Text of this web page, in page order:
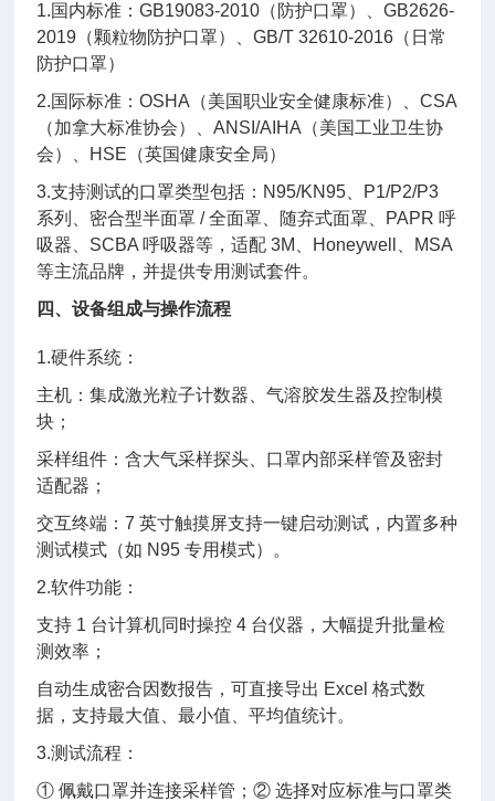
1.国内标准：GB19083-2010（防护口罩）、GB2626-
2019（颗粒物防护口罩）、GB/T 32610-2016（日常
防护口罩）
2.国际标准：OSHA（美国职业安全健康标准）、CSA
（加拿大标准协会）、ANSI/AIHA（美国工业卫生协
会）、HSE（英国健康安全局）
3.支持测试的口罩类型包括：N95/KN95、P1/P2/P3
系列、密合型半面罩 / 全面罩、随弃式面罩、PAPR 呼
吸器、SCBA 呼吸器等，适配 3M、Honeywell、MSA
等主流品牌，并提供专用测试套件。
四、设备组成与操作流程
1.硬件系统：
主机：集成激光粒子计数器、气溶胶发生器及控制模
块；
采样组件：含大气采样探头、口罩内部采样管及密封
适配器；
交互终端：7 英寸触摸屏支持一键启动测试，内置多种
测试模式（如 N95 专用模式）。
2.软件功能：
支持 1 台计算机同时操控 4 台仪器，大幅提升批量检
测效率；
自动生成密合因数报告，可直接导出 Excel 格式数
据，支持最大值、最小值、平均值统计。
3.测试流程：
① 佩戴口罩并连接采样管；② 选择对应标准与口罩类